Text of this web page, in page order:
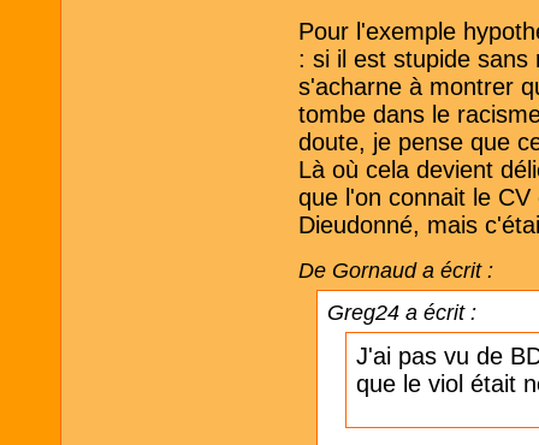
Pour l'exemple
: si il est stupide sans
s'acharne à montrer
tombe dans le
doute, je pense que
Là où cela devient
que l'on connait le
Dieudonné, mais
De Gornaud a écrit :
Greg24 a écrit :
J'ai pas vu de
que le viol était